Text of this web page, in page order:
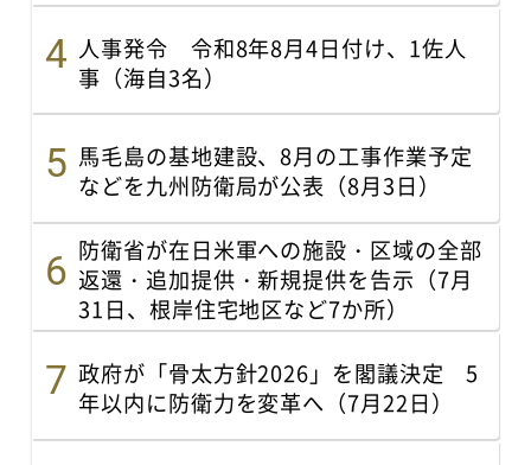
人事発令 令和8年8月4日付け、1佐人
事（海自3名）
馬毛島の基地建設、8月の工事作業予定
などを九州防衛局が公表（8月3日）
防衛省が在日米軍への施設・区域の全部
返還・追加提供・新規提供を告示（7月
31日、根岸住宅地区など7か所）
政府が「骨太方針2026」を閣議決定 5
年以内に防衛力を変革へ（7月22日）